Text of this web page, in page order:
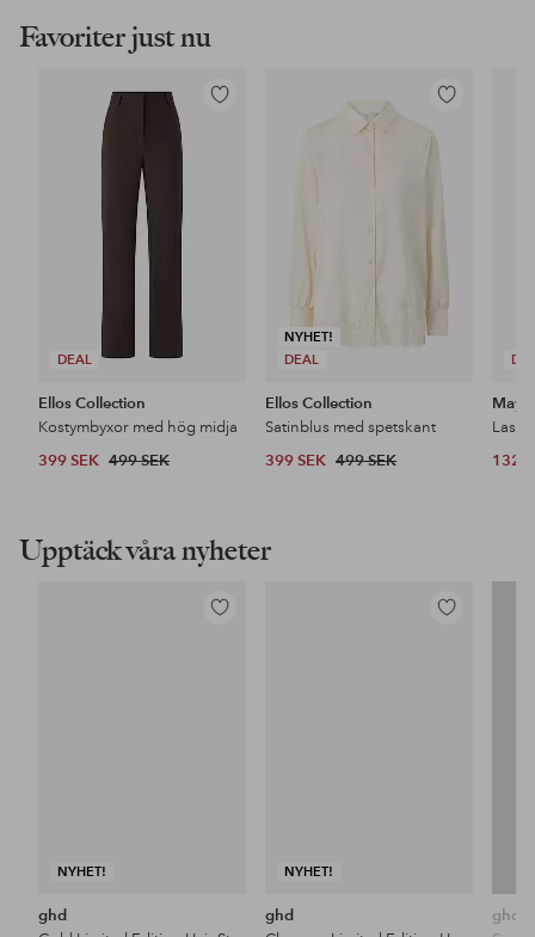
Favoriter just nu
DEAL
Lägg
Ellos Collection
Kostymbyxor med hög midja
399 SEK 499 SEK
NYHET!
DEAL
Lägg
i
Ellos Collection
Satinblus med spetskant
399 SEK 499 SEK 132
Upptäck våra nyheter
NYHET!
Lägg
ghd
NYHET!
Lägg
ghd
ghd